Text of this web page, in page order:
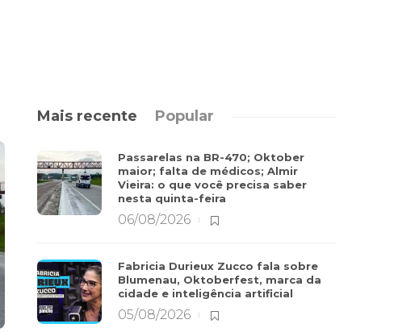
Mais recente Popular
Passarelas na BR-470; Oktober
maior; falta de médicos; Almir
Vieira: o que você precisa saber
nesta quinta-feira
06/08/2026
Fabricia Durieux Zucco fala sobre
Blumenau, Oktoberfest, marca da
cidade e inteligência artificial
05/08/2026